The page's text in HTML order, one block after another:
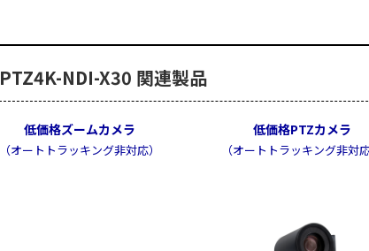
PTZ4K-NDI-X30 関連製品
低価格ズームカメラ
（オートトラッキング非対応）
低価格PTZカメラ
（オートトラッキング非対応